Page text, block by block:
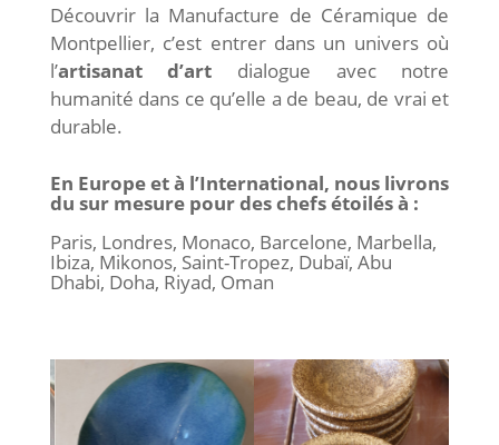
Découvrir la Manufacture de Céramique de
Montpellier, c’est entrer dans un univers où
l’artisanat d’art dialogue avec notre
humanité dans ce qu’elle a de beau, de vrai et
durable.
En Europe et à l’International, nous livrons
du sur mesure pour des chefs étoilés à :
Paris, Londres, Monaco, Barcelone, Marbella,
Ibiza, Mikonos, Saint-Tropez, Dubaï, Abu
Dhabi, Doha, Riyad, Oman